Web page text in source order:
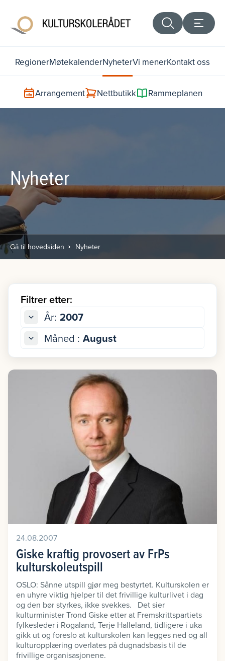
RegionerMøtekalenderNyheterVi menerKontakt oss
Arrangement Nettbutikk Rammeplanen
Nyheter
Gå til hovedsiden Nyheter
Filtrer etter:
År: 2007
Måned : August
24.08.2007
Giske kraftig provosert av FrPs
kulturskoleutspill
OSLO: Sånne utspill gjør meg bestyrtet. Kulturskolen er
en uhyre viktig hjelper til det frivillige kulturlivet i dag
og den bør styrkes, ikke svekkes. Det sier
kulturminister Trond Giske etter at Fremskrittspartiets
fylkesleder i Rogaland, Terje Halleland, tidligere i uka
gikk ut og foreslo at kulturskolen kan legges ned og all
kulturopplæring overlates på dugnadsbasis til de
frivillige organisasjonene.